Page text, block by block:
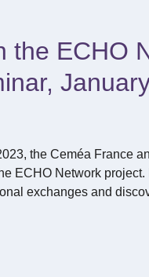
the ECHO
the Ceméa France
ECHO Network project.
exchanges and